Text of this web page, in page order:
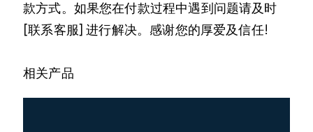
款方式。如果您在付款过程中遇到问题请及时
[联系客服] 进行解决。感谢您的厚爱及信任!
相关产品